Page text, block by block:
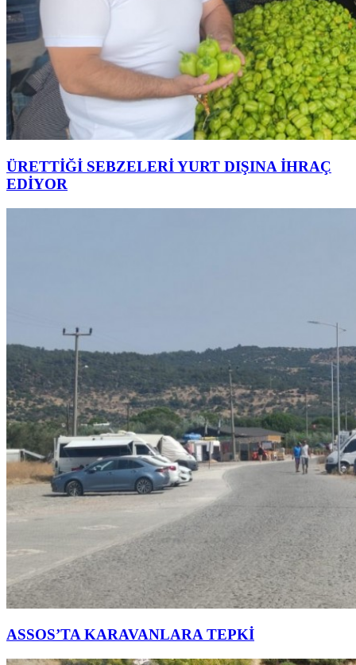
ÜRETTİĞİ SEBZELERİ YURT DIŞINA İHRAÇ
EDİYOR
ASSOS’TA KARAVANLARA TEPKİ